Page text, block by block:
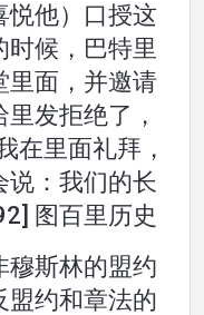
悦他）口授这
候，巴特里
里面，并邀请
发拒绝了，
在里面礼拜，
说：我们的长
图百里历史
穆斯林的盟约
盟约和章法的